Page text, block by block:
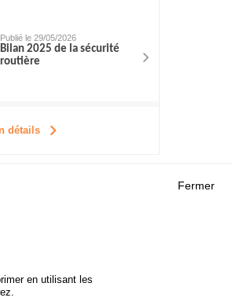
Publié le 29/05/2026
Bilan 2025 de la sécurité
routière
détails
Fermer
en utilisant les